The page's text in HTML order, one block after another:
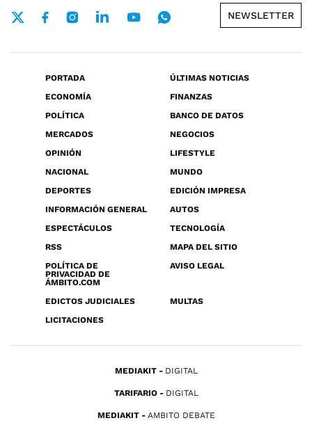
NEWSLETTER
PORTADA
ÚLTIMAS NOTICIAS
ECONOMÍA
FINANZAS
POLÍTICA
BANCO DE DATOS
MERCADOS
NEGOCIOS
OPINIÓN
LIFESTYLE
NACIONAL
MUNDO
DEPORTES
EDICIÓN IMPRESA
INFORMACIÓN GENERAL
AUTOS
ESPECTÁCULOS
TECNOLOGÍA
RSS
MAPA DEL SITIO
POLÍTICA DE
PRIVACIDAD DE
ÁMBITO.COM
AVISO LEGAL
EDICTOS JUDICIALES
MULTAS
LICITACIONES
MEDIAKIT DIGITAL
TARIFARIO DIGITAL
MEDIAKIT AMBITO DEBATE